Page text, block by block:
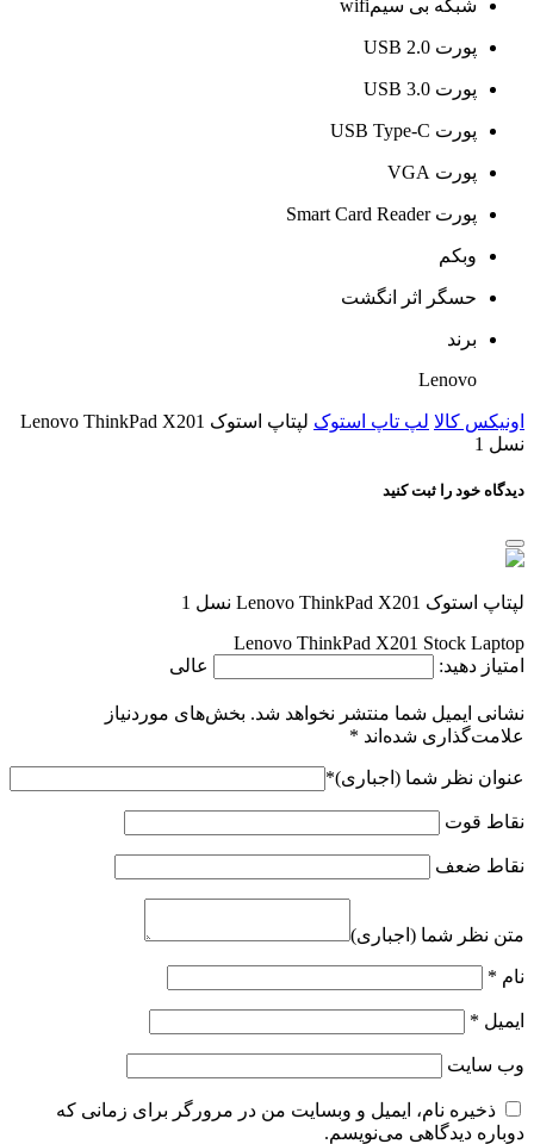
شبکه بی سیمwifi
پورت USB 2.0
پورت USB 3.0
پورت USB Type-C
پورت VGA
پورت Smart Card Reader
وبکم
حسگر اثر انگشت
برند
Lenovo
اونیکس کالا لپ تاپ استوک
لپتاپ استوک Lenovo ThinkPad X201
نسل 1
دیدگاه خود را ثبت کنید
لپتاپ استوک Lenovo ThinkPad X201 نسل 1
Lenovo ThinkPad X201 Stock Laptop
امتیاز دهید:
عالی
نشانی ایمیل شما منتشر نخواهد شد. بخش‌های موردنیاز
علامت‌گذاری شده‌اند *
عنوان نظر شما (اجباری)*
نقاط قوت
نقاط ضعف
متن نظر شما (اجباری)
نام *
ایمیل *
وب‌ سایت
ذخیره نام، ایمیل و وبسایت من در مرورگر برای زمانی که
دوباره دیدگاهی می‌نویسم.